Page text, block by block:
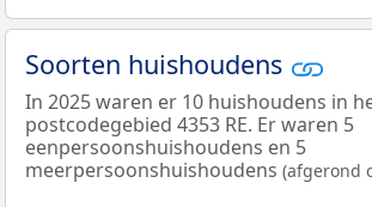
Soorten huishoudens
In 2025 waren er 10 huishoudens in
postcodegebied 4353 RE. Er waren 5
eenpersoonshuishoudens en 5
meerpersoonshuishoudens (afgerond